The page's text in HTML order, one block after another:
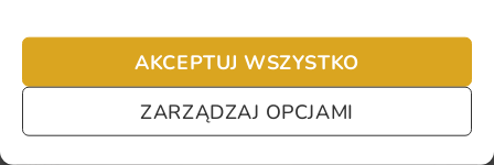
AKCEPTUJ WSZYSTKO
ZARZĄDZAJ OPCJAMI
nie chcesz czekać – sprawdź najczęściej zadawane pytania.